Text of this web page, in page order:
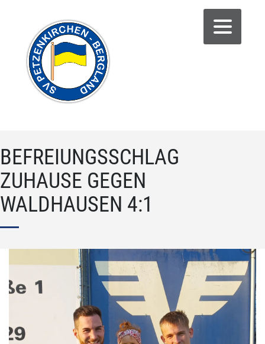
BEFREIUNGSSCHLAG
ZUHAUSE GEGEN
WALDHAUSEN 4:1